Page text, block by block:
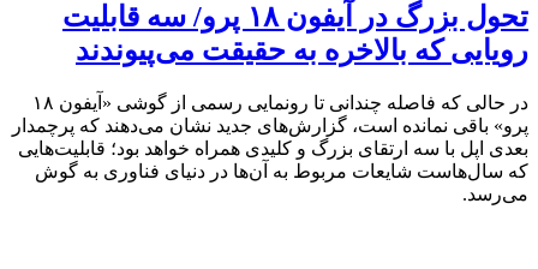
تحول بزرگ در آیفون ۱۸ پرو/ سه قابلیت
رویایی که بالاخره به حقیقت می‌پیوندند
در حالی که فاصله چندانی تا رونمایی رسمی از گوشی «آیفون ۱۸
پرو» باقی نمانده است، گزارش‌های جدید نشان می‌دهند که پرچمدار
بعدی اپل با سه ارتقای بزرگ و کلیدی همراه خواهد بود؛ قابلیت‌هایی
که سال‌هاست شایعات مربوط به آن‌ها در دنیای فناوری به گوش
می‌رسد.